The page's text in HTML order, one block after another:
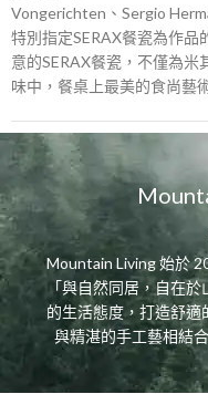
Vongerichten、Sergio
特別指定SERAX餐瓷為作
意的SERAX餐瓷，不僅為
味中，餐桌上最美的食尚藝
Mountain Living 始於
「與自然同居，自在
的生活態度，打造舒
與精湛的手工藝相結